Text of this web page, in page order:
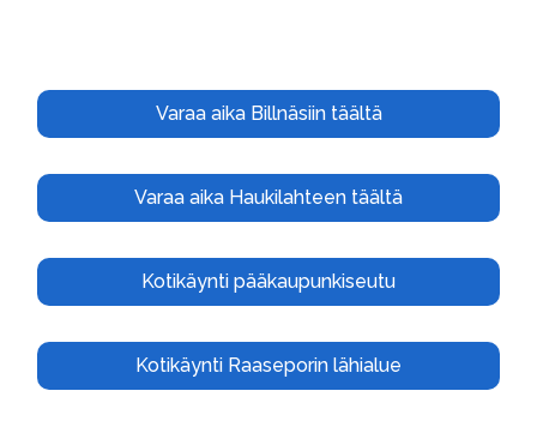
Varaa aika Billnäsiin täältä
Varaa aika Haukilahteen täältä
Kotikäynti pääkaupunkiseutu
Kotikäynti Raaseporin lähialue